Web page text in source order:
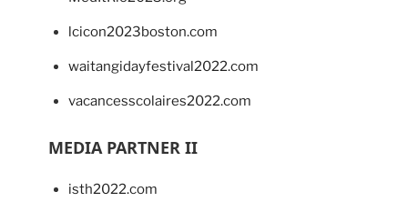
lcicon2023boston.com
waitangidayfestival2022.com
vacancesscolaires2022.com
MEDIA PARTNER II
isth2022.com